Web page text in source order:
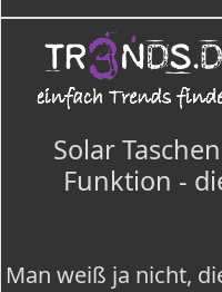
Solar
Funktion -
Man weiß ja nicht,